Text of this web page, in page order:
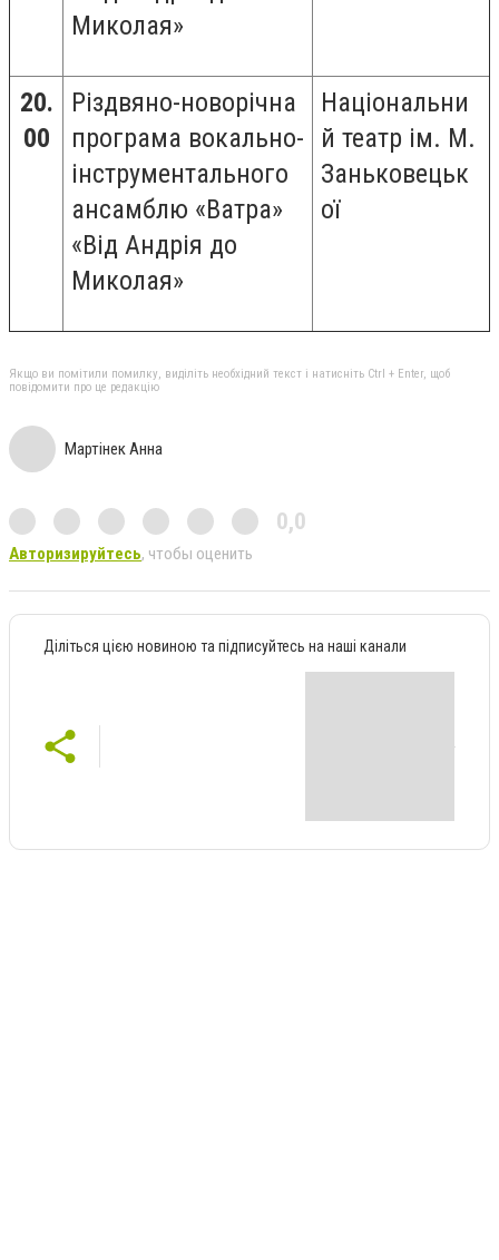
Миколая»
20.
00
Різдвяно-новорічна
програма вокально-
інструментального
ансамблю «Ватра»
«Від Андрія до
Миколая»
Національни
й театр ім. М.
Заньковецьк
ої
Якщо ви помітили помилку, виділіть необхідний текст і натисніть Ctrl + Enter, щоб
повідомити про це редакцію
Мартінек Анна
0,0
Авторизируйтесь, чтобы оценить
Діліться цією новиною та підписуйтесь на наші канали